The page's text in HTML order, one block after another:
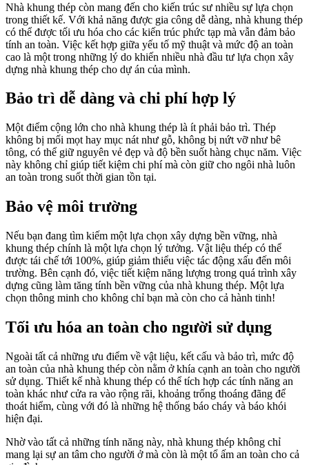
Nhà khung thép còn mang đến cho kiến trúc sư nhiều sự lựa chọn
trong thiết kế. Với khả năng được gia công dễ dàng, nhà khung thép
có thể được tối ưu hóa cho các kiến trúc phức tạp mà vẫn đảm bảo
tính an toàn. Việc kết hợp giữa yếu tố mỹ thuật và mức độ an toàn
cao là một trong những lý do khiến nhiều nhà đầu tư lựa chọn xây
dựng nhà khung thép cho dự án của mình.
Bảo trì dễ dàng và chi phí hợp lý
Một điểm cộng lớn cho nhà khung thép là ít phải bảo trì. Thép
không bị mối mọt hay mục nát như gỗ, không bị nứt vỡ như bê
tông, có thể giữ nguyên vẻ đẹp và độ bền suốt hàng chục năm. Việc
này không chỉ giúp tiết kiệm chi phí mà còn giữ cho ngôi nhà luôn
an toàn trong suốt thời gian tồn tại.
Bảo vệ môi trường
Nếu bạn đang tìm kiếm một lựa chọn xây dựng bền vững, nhà
khung thép chính là một lựa chọn lý tưởng. Vật liệu thép có thể
được tái chế tới 100%, giúp giảm thiểu việc tác động xấu đến môi
trường. Bên cạnh đó, việc tiết kiệm năng lượng trong quá trình xây
dựng cũng làm tăng tính bền vững của nhà khung thép. Một lựa
chọn thông minh cho không chỉ bạn mà còn cho cả hành tinh!
Tối ưu hóa an toàn cho người sử dụng
Ngoài tất cả những ưu điểm về vật liệu, kết cấu và bảo trì, mức độ
an toàn của nhà khung thép còn nằm ở khía cạnh an toàn cho người
sử dụng. Thiết kế nhà khung thép có thể tích hợp các tính năng an
toàn khác như cửa ra vào rộng rãi, khoảng trống thoáng đãng để
thoát hiểm, cùng với đó là những hệ thống báo cháy và báo khói
hiện đại.
Nhờ vào tất cả những tính năng này, nhà khung thép không chỉ
mang lại sự an tâm cho người ở mà còn là một tổ ấm an toàn cho cả